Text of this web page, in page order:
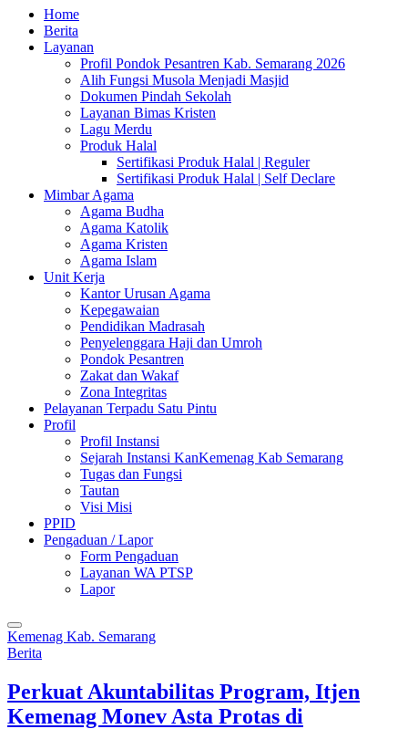
Home
Berita
Layanan
Profil Pondok Pesantren Kab. Semarang 2026
Alih Fungsi Musola Menjadi Masjid
Dokumen Pindah Sekolah
Layanan Bimas Kristen
Lagu Merdu
Produk Halal
Sertifikasi Produk Halal | Reguler
Sertifikasi Produk Halal | Self Declare
Mimbar Agama
Agama Budha
Agama Katolik
Agama Kristen
Agama Islam
Unit Kerja
Kantor Urusan Agama
Kepegawaian
Pendidikan Madrasah
Penyelenggara Haji dan Umroh
Pondok Pesantren
Zakat dan Wakaf
Zona Integritas
Pelayanan Terpadu Satu Pintu
Profil
Profil Instansi
Sejarah Instansi KanKemenag Kab Semarang
Tugas dan Fungsi
Tautan
Visi Misi
PPID
Pengaduan / Lapor
Form Pengaduan
Layanan WA PTSP
Lapor
Kemenag Kab. Semarang
Berita
Perkuat Akuntabilitas Program, Itjen
Kemenag Monev Asta Protas di